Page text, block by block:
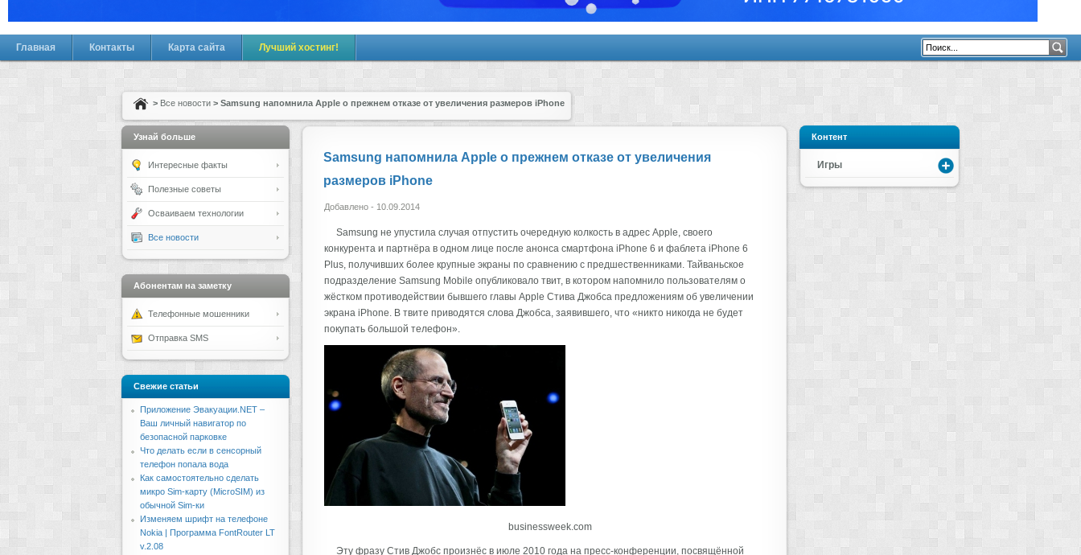
Главная Контакты Карта сайта Лучший хостинг!
> Все новости > Samsung напомнила Apple о прежнем отказе от увеличения размеров iPhone
Samsung напомнила Apple о прежнем отказе от увеличения
размеров iPhone
Добавлено - 10.09.2014
Samsung не упустила случая отпустить очередную колкость в адрес Apple, своего
конкурента и партнёра в одном лице после анонса смартфона iPhone 6 и фаблета iPhone 6
Plus, получивших более крупные экраны по сравнению с предшественниками. Тайваньское
подразделение Samsung Mobile опубликовало твит, в котором напомнило пользователям о
жёстком противодействии бывшего главы Apple Стива Джобса предложениям об увеличении
экрана iPhone. В твите приводятся слова Джобса, заявившего, что «никто никогда не будет
покупать большой телефон».
businessweek.com
Эту фразу Стив Джобс произнёс в июле 2010 года на пресс-конференции, посвящённой
Контент
Игры
Узнай больше
Интересные факты
Полезные советы
Осваиваем технологии
Все новости
Абонентам на заметку
Телефонные мошенники
Отправка SMS
Свежие статьи
Приложение Эвакуации.NET –
Ваш личный навигатор по
безопасной парковке
Что делать если в сенсорный
телефон попала вода
Как самостоятельно сделать
микро Sim-карту (MicroSIM) из
обычной Sim-ки
Изменяем шрифт на телефоне
Nokia | Программа FontRouter LT
v.2.08